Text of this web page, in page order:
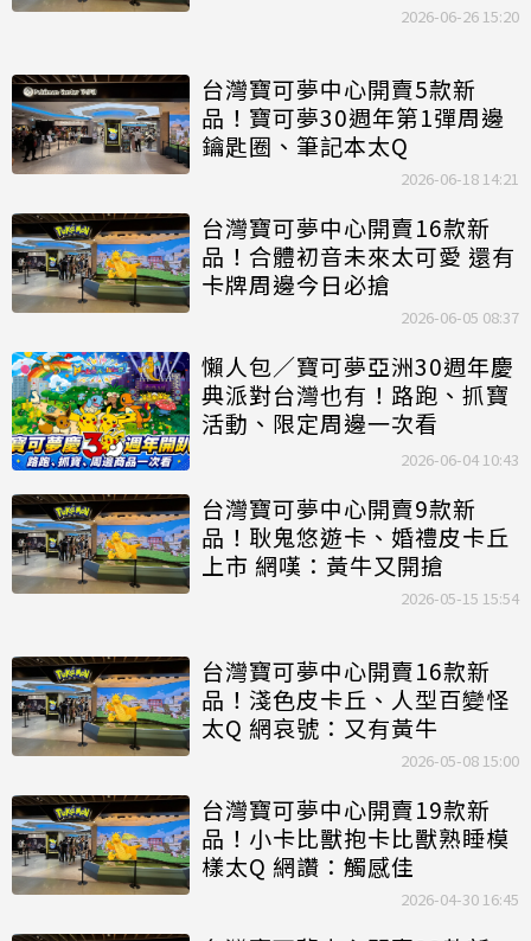
2026-06-26 15:20
台灣寶可夢中心開賣5款新
品！寶可夢30週年第1彈周邊
鑰匙圈、筆記本太Q
2026-06-18 14:21
台灣寶可夢中心開賣16款新
品！合體初音未來太可愛 還有
卡牌周邊今日必搶
2026-06-05 08:37
懶人包／寶可夢亞洲30週年慶
典派對台灣也有！路跑、抓寶
活動、限定周邊一次看
2026-06-04 10:43
台灣寶可夢中心開賣9款新
品！耿鬼悠遊卡、婚禮皮卡丘
上市 網嘆：黃牛又開搶
2026-05-15 15:54
台灣寶可夢中心開賣16款新
品！淺色皮卡丘、人型百變怪
太Q 網哀號：又有黃牛
2026-05-08 15:00
台灣寶可夢中心開賣19款新
品！小卡比獸抱卡比獸熟睡模
樣太Q 網讚：觸感佳
2026-04-30 16:45